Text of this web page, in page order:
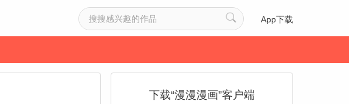
App下载
下载“漫漫漫画”客户端